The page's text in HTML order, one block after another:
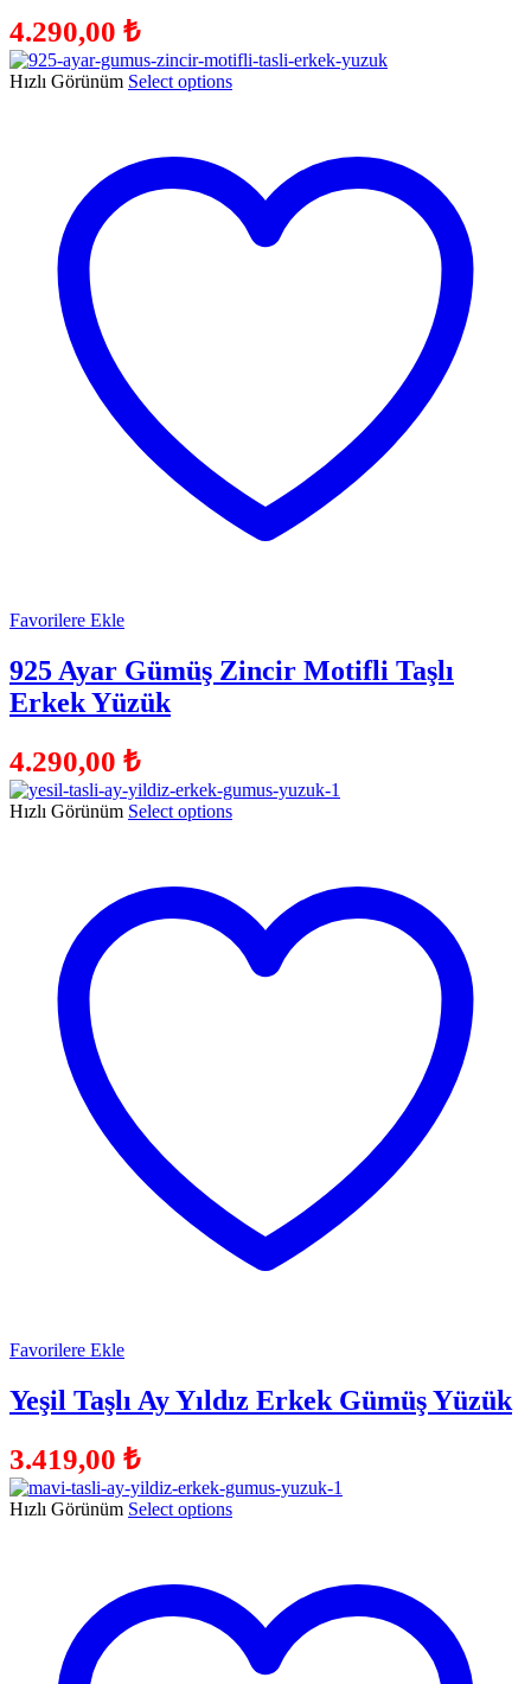
4.290,00 ₺
Hızlı Görünüm Select options
Favorilere Ekle
925 Ayar Gümüş Zincir Motifli Taşlı
Erkek Yüzük
4.290,00 ₺
Hızlı Görünüm Select options
Favorilere Ekle
Yeşil Taşlı Ay Yıldız Erkek Gümüş Yüzük
3.419,00 ₺
Hızlı Görünüm Select options